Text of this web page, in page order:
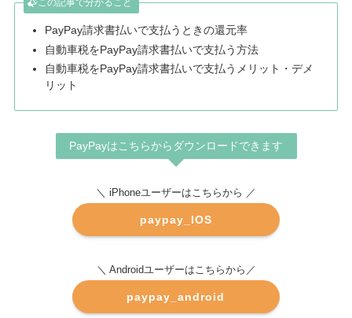
この記事で分かること
PayPay請求書払いで支払うときの還元率
自動車税をPayPay請求書払いで支払う方法
自動車税をPayPay請求書払いで支払うメリット・デメ
リット
PayPayはこちらからダウンロードできます
＼ iPhoneユーザーはこちらから ／
paypay_IOS
＼ Androidユーザーはこちらから／
paypay_android